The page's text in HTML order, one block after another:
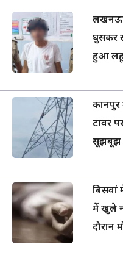
लखनऊ
घुसकर
हुआ
कानपुर
टावर
सूझबूझ
बिसवां
में खुले
दौरान